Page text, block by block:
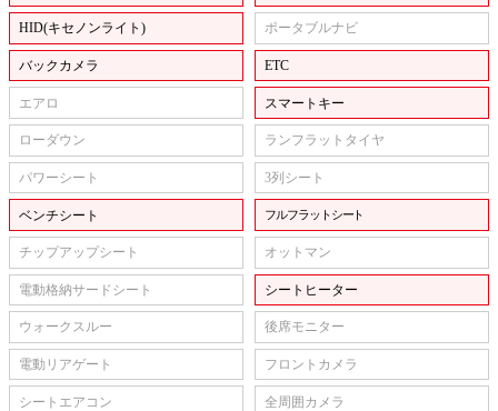
HID(キセノンライト) ポータブルナビ
バックカメラ ETC
エアロ スマートキー
ローダウン ランフラットタイヤ
パワーシート 3列シート
ベンチシート フルフラットシート
チップアップシート オットマン
電動格納サードシート シートヒーター
ウォークスルー 後席モニター
電動リアゲート フロントカメラ
シートエアコン 全周囲カメラ